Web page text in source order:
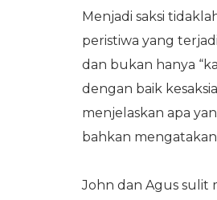
Menjadi saksi
peristiwa yang
dan bukan hanya
dengan baik
menjelaskan apa
bahkan
John dan Agus sulit